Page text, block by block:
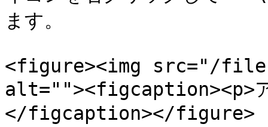
ます。
<figure><img src="/files/
alt=""><figcaption><p>ア
</figcaption></figure>